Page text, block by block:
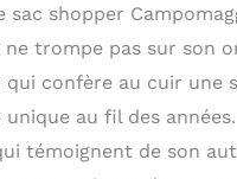
shopper
trompe pas sur son
confère au cuir
au fil des
témoignent de son